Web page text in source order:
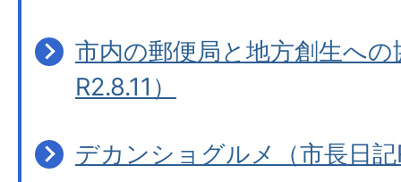
市内の郵便局と地方創生への
R2.8.11）
デカンショグルメ（市長日記